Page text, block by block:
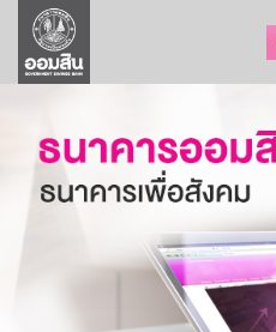
ลูกค้าธุรกิจ
ลูกค้าผู้ประกอบรายย่อย
ออมเพื่อสุข
เกี่ยวกับธนาคาร
การพัฒนาที่ยั่งยืน
บริการทางการเงิน